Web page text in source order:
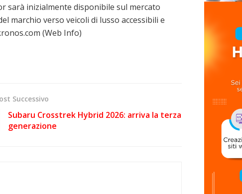
sarà inizialmente disponibile sul mercato
marchio verso veicoli di lusso accessibili e
(Web Info)
Successivo
Subaru Crosstrek Hybrid 2026: arriva la terza
generazione